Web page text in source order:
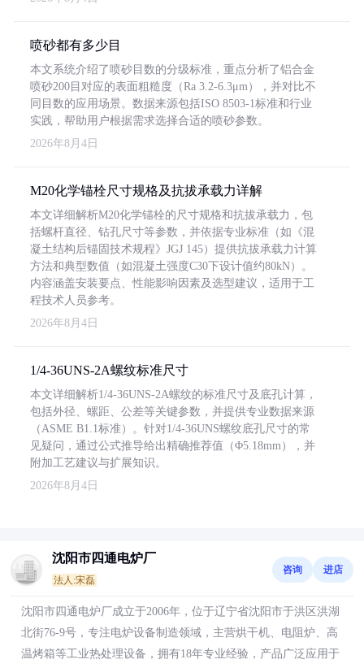
喷砂都有多少目
本文系统介绍了喷砂目数的分级标准，重点分析了铝合金
喷砂200目对应的表面粗糙度（Ra 3.2-6.3μm），并对比不
同目数的应用场景。数据来源包括ISO 8503-1标准和行业
实践，帮助用户根据需求选择合适的喷砂参数。
2026年8月4日
M20化学锚栓尺寸规格及抗拔承载力详解
本文详细解析M20化学锚栓的尺寸规格和抗拔承载力，包
括螺杆直径、钻孔尺寸等参数，并依据专业标准（如《混
凝土结构后锚固技术规程》JGJ 145）提供抗拔承载力计算
方法和典型数值（如混凝土强度C30下设计值约80kN）。
内容涵盖安装要点、性能影响因素及选型建议，适用于工
程技术人员参考。
2026年8月4日
1/4-36UNS-2A螺纹标准尺寸
本文详细解析1/4-36UNS-2A螺纹的标准尺寸及底孔计算，
包括外径、螺距、公差等关键参数，并提供专业数据来源
（ASME B1.1标准）。针对1/4-36UNS螺纹底孔尺寸的常
见疑问，通过公式推导给出精确推荐值（Φ5.18mm），并
附加工艺建议与扩展知识。
2026年8月4日
沈阳市四通电炉厂
法人:宋磊
咨询 进店
沈阳市四通电炉厂成立于2006年，位于辽宁省沈阳市于洪区洪湖
北街76-9号，专注电炉设备制造领域，主营烘干机、电阻炉、高
温烤箱等工业热处理设备，拥有18年专业经验，产品广泛应用于